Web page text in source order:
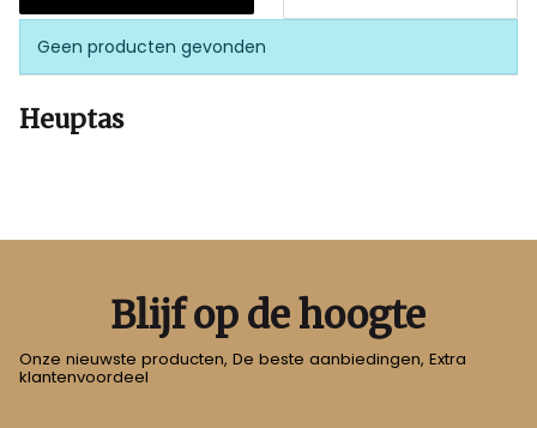
Geen producten gevonden
Heuptas
Blijf op de hoogte
Onze nieuwste producten, De beste aanbiedingen, Extra
klantenvoordeel